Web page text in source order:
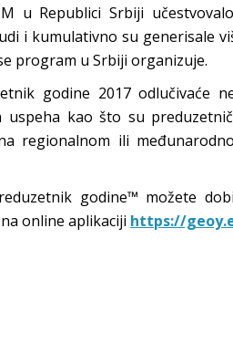
u Republici Srbiji
i kumulativno su generisale
program u Srbiji organizuje.
godine 2017 odlučivaće
kao što su
regionalnom ili
godine™ možete
online aplikaciji https://